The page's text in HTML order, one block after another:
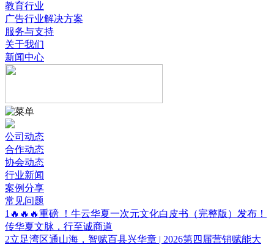
教育行业
广告行业解决方案
服务与支持
关于我们
新闻中心
公司动态
合作动态
协会动态
行业新闻
案例分享
常见问题
1 🔥🔥🔥重磅 ！牛云华夏一次元文化白皮书（完整版）发布！
传华夏文脉，行至诚商道
2立足湾区通山海，智赋百县兴华章 | 2026第四届营销赋能大